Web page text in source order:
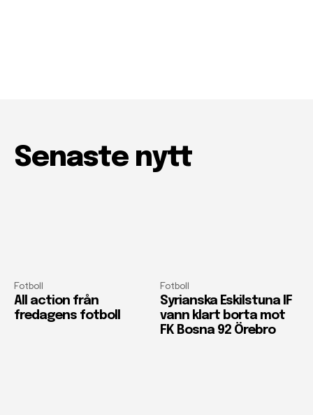
Senaste nytt
Fotboll
All action från
fredagens fotboll
Fotboll
Syrianska Eskilstuna IF
vann klart borta mot
FK Bosna 92 Örebro